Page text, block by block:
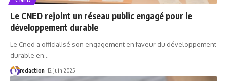
Le CNED rejoint un réseau public engagé pour le
développement durable
Le Cned a officialisé son engagement en faveur du développement
durable en…
redaction 12 juin 2025